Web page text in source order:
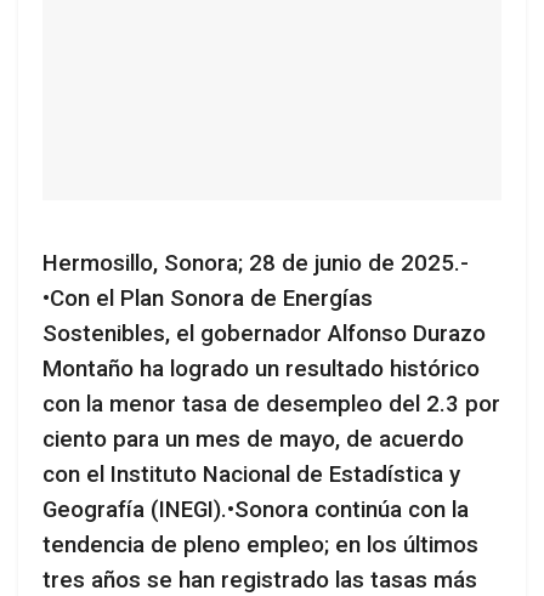
Hermosillo, Sonora; 28 de junio de 2025.-
•Con el Plan Sonora de Energías
Sostenibles, el gobernador Alfonso Durazo
Montaño ha logrado un resultado histórico
con la menor tasa de desempleo del 2.3 por
ciento para un mes de mayo, de acuerdo
con el Instituto Nacional de Estadística y
Geografía (INEGI).•Sonora continúa con la
tendencia de pleno empleo; en los últimos
tres años se han registrado las tasas más